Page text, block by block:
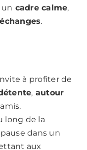
un cadre calme,
.
à profiter de
, autour
long de la
dans un
aux